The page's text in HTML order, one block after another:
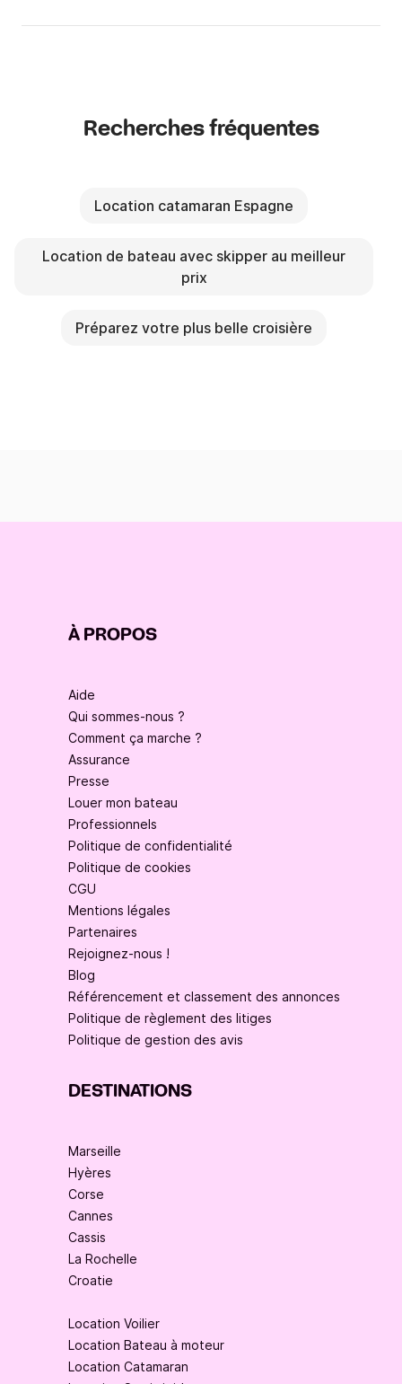
Recherches fréquentes
Location catamaran Espagne
Location de bateau avec skipper au meilleur
prix
Préparez votre plus belle croisière
À PROPOS
Aide
Qui sommes-nous ?
Comment ça marche ?
Assurance
Presse
Louer mon bateau
Professionnels
Politique de confidentialité
Politique de cookies
CGU
Mentions légales
Partenaires
Rejoignez-nous !
Blog
Référencement et classement des annonces
Politique de règlement des litiges
Politique de gestion des avis
DESTINATIONS
Marseille
Hyères
Corse
Cannes
Cassis
La Rochelle
Croatie
Location Voilier
Location Bateau à moteur
Location Catamaran